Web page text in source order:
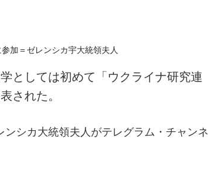
としては初めて「ウクライナ研究連
された。
ンシカ大統領夫人がテレグラム・チャンネ